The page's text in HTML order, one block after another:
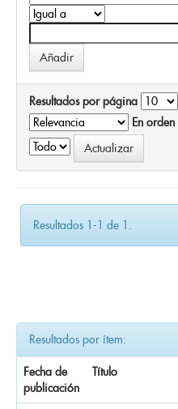
Resultados por página
En orden
Resultados 1-1 de 1.
Resultados por ítem:
Fecha de
publicación
Título